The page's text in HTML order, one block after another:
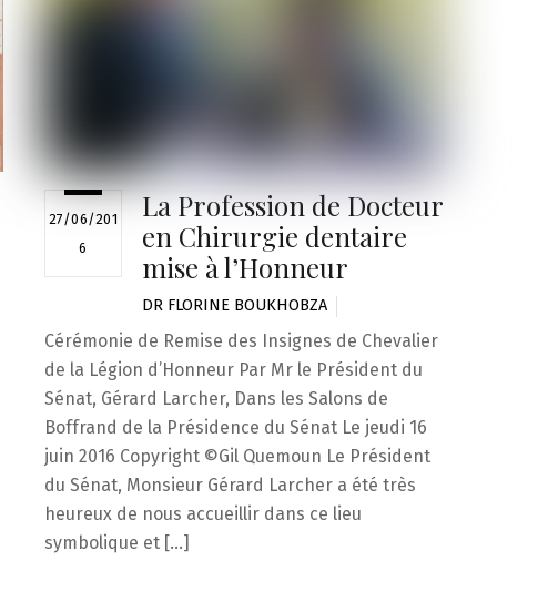
27/06/201
6
La Profession de Docteur
en Chirurgie dentaire
mise à l’Honneur
DR FLORINE BOUKHOBZA
Cérémonie de Remise des Insignes de Chevalier
de la Légion d’Honneur Par Mr le Président du
Sénat, Gérard Larcher, Dans les Salons de
Boffrand de la Présidence du Sénat Le jeudi 16
juin 2016 Copyright ©Gil Quemoun Le Président
du Sénat, Monsieur Gérard Larcher a été très
heureux de nous accueillir dans ce lieu
symbolique et […]